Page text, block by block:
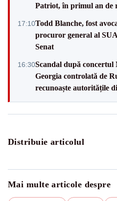
Patriot, în primul an de
17:10Todd Blanche, fost
procuror general al
Senat
16:30Scandal după
Georgia controlată de
recunoaște autoritățile
Distribuie articolul
Mai multe articole despre